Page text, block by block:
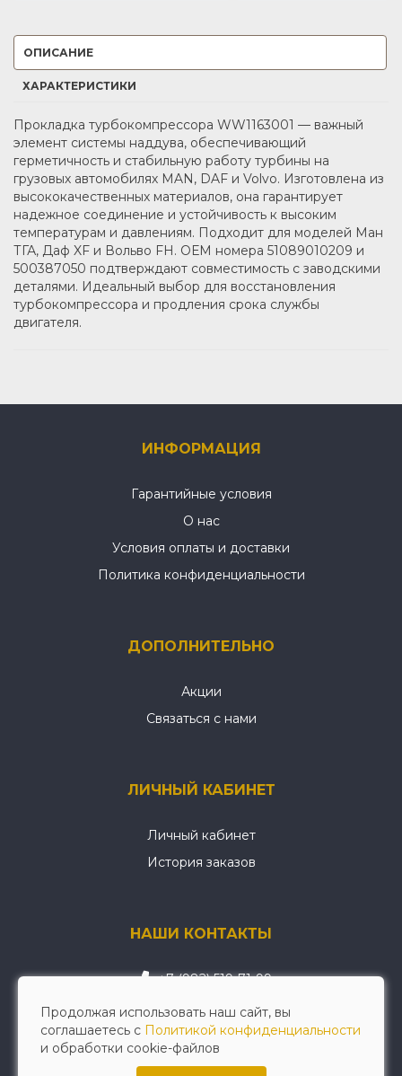
ОПИСАНИЕ
ХАРАКТЕРИСТИКИ
Прокладка турбокомпрессора WW1163001 — важный
элемент системы наддува, обеспечивающий
герметичность и стабильную работу турбины на
грузовых автомобилях MAN, DAF и Volvo. Изготовлена из
высококачественных материалов, она гарантирует
надежное соединение и устойчивость к высоким
температурам и давлениям. Подходит для моделей Ман
ТГА, Даф XF и Вольво FH. ОЕМ номера 51089010209 и
500387050 подтверждают совместимость с заводскими
деталями. Идеальный выбор для восстановления
турбокомпрессора и продления срока службы
двигателя.
ИНФОРМАЦИЯ
Гарантийные условия
О нас
Условия оплаты и доставки
Политика конфиденциальности
ДОПОЛНИТЕЛЬНО
Акции
Связаться с нами
ЛИЧНЫЙ КАБИНЕТ
Личный кабинет
История заказов
НАШИ КОНТАКТЫ
+7 (982) 519-71-99
wellwerk@mail.ru
Продолжая использовать наш сайт, вы
соглашаетесь с Политикой конфиденциальности
и обработки cookie-файлов